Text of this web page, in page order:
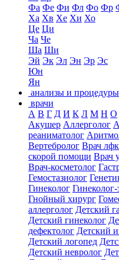
Фа Фе Фи Фл Фо Фр
Ха Хв Хе Хи Хо
Це Ци
Ча Че
Ша Ши
Эй Эк Эл Эн Эр Эс
Юн
Ян
анализы и процедуры
врачи
А В Г Д И К Л М Н О
Акушер Аллерголог
реаниматолог
Вертебролог Врач лфк
скорой помощи Врач
Врач-косметолог
Гемостазиолог
Гинеколог
Гнойный хирург
аллерголог Детский
Детский гинеколог
дефектолог Детский
Детский логопед
Детский невролог